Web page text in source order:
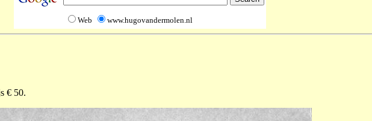
Web www.hugovandermolen.nl
€ 50.